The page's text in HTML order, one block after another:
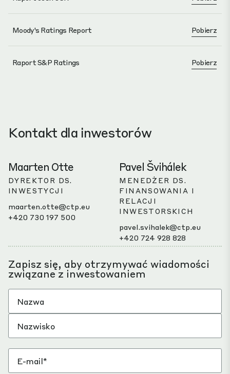
Moody's Ratings Report Pobierz
Raport S&P Ratings Pobierz
Kontakt dla inwestorów
Maarten Otte
DYREKTOR DS.
INWESTYCJI
maarten.otte@ctp.eu
+420 730 197 500
Pavel Švihálek
MENEDŻER DS.
FINANSOWANIA I
RELACJI
INWESTORSKICH
pavel.svihalek@ctp.eu
+420 724 928 828
Zapisz się, aby otrzymywać wiadomości
związane z inwestowaniem